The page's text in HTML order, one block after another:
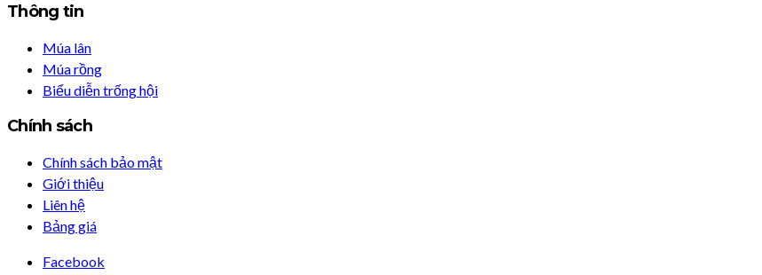
Thông tin
Múa lân
Múa rồng
Biểu diễn trống hội
Chính sách
Chính sách bảo mật
Giới thiệu
Liên hệ
Bảng giá
Facebook